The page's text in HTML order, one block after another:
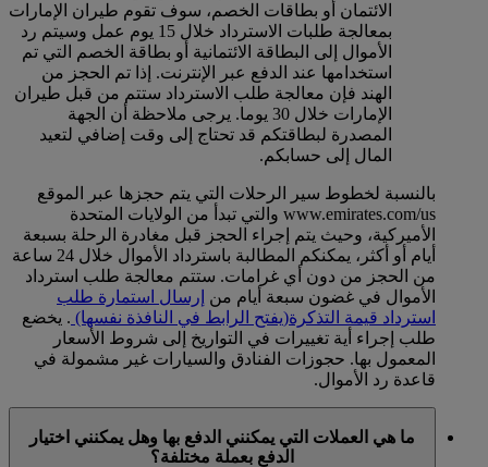
الائتمان أو بطاقات الخصم، سوف تقوم طيران الإمارات
بمعالجة طلبات الاسترداد خلال 15 يوم عمل وسيتم رد
الأموال إلى البطاقة الائتمانية أو بطاقة الخصم التي تم
استخدامها عند الدفع عبر الإنترنت. إذا تم الحجز من
الهند فإن معالجة طلب الاسترداد ستتم من قبل طيران
الإمارات خلال 30 يوما. يرجى ملاحظة أن الجهة
المصدرة لبطاقتكم قد تحتاج إلى وقت إضافي لتعيد
المال إلى حسابكم.
بالنسبة لخطوط سير الرحلات التي يتم حجزها عبر الموقع
www.emirates.com/us والتي تبدأ من الولايات المتحدة
الأميركية، وحيث يتم إجراء الحجز قبل مغادرة الرحلة بسبعة
أيام أو أكثر، يمكنكم المطالبة باسترداد الأموال خلال 24 ساعة
من الحجز من دون أي غرامات. ستتم معالجة طلب استرداد
الأموال في غضون سبعة أيام من إرسال استمارة طلب
استرداد قيمة التذكرة(يفتح الرابط في النافذة نفسها) . يخضع
طلب إجراء أية تغييرات في التواريخ إلى شروط الأسعار
المعمول بها. حجوزات الفنادق والسيارات غير مشمولة في
قاعدة رد الأموال.
ما هي العملات التي يمكنني الدفع بها وهل يمكنني اختيار
الدفع بعملة مختلفة؟